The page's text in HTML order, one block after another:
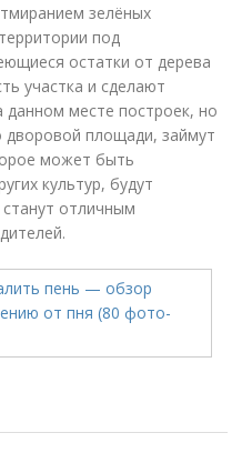
зелёных
под
остатки от дерева
участка и сделают
месте построек, но
дворовой площади, займут
может быть
культур, будут
отличным